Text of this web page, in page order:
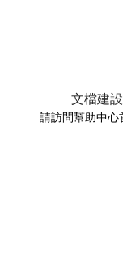
文檔建
請訪問幫助中心